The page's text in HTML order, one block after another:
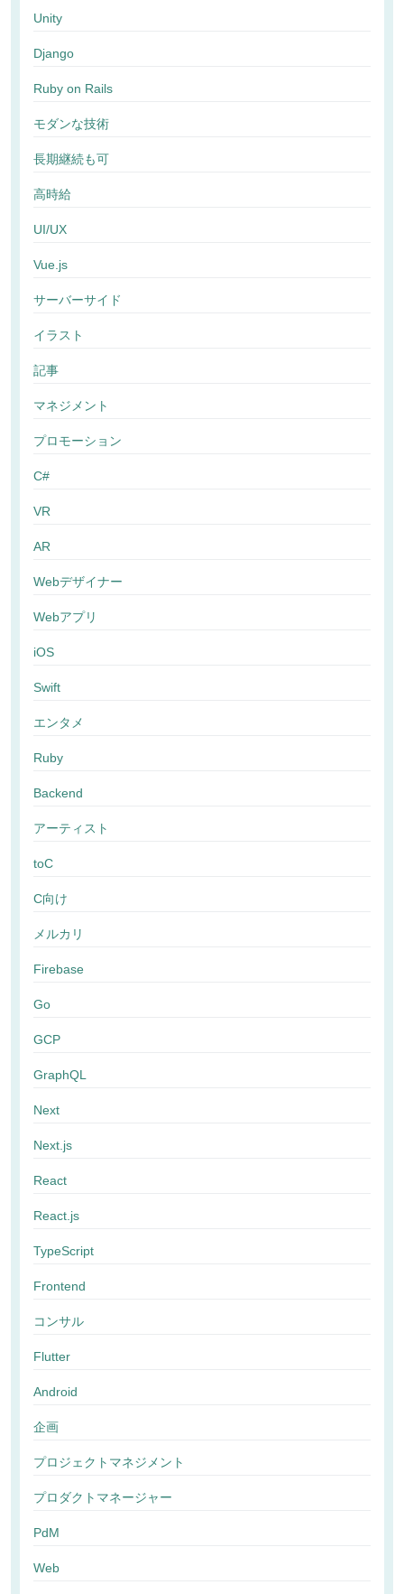
Unity
Django
Ruby on Rails
モダンな技術
長期継続も可
高時給
UI/UX
Vue.js
サーバーサイド
イラスト
記事
マネジメント
プロモーション
C#
VR
AR
Webデザイナー
Webアプリ
iOS
Swift
エンタメ
Ruby
Backend
アーティスト
toC
C向け
メルカリ
Firebase
Go
GCP
GraphQL
Next
Next.js
React
React.js
TypeScript
Frontend
コンサル
Flutter
Android
企画
プロジェクトマネジメント
プロダクトマネージャー
PdM
Web